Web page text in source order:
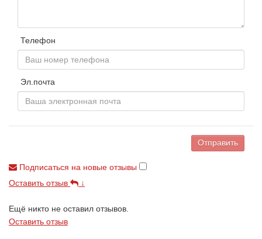
Телефон
Эл.почта
Отправить
Подписаться на новые отзывы
Оставить отзыв
↓
Ещё никто не оставил отзывов.
Оставить отзыв